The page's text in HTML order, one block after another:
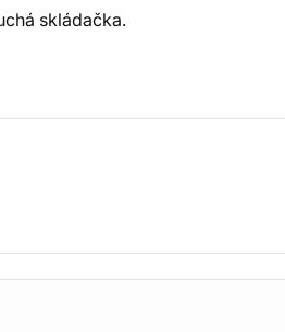
skládačka.